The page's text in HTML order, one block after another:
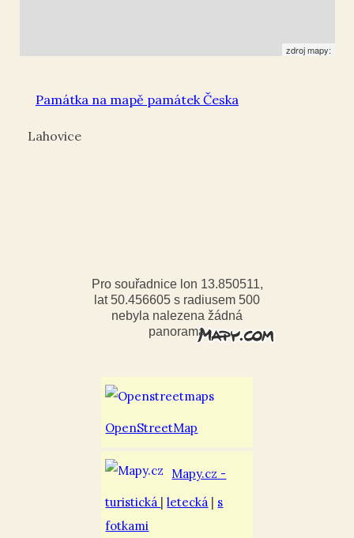
zdroj mapy:
Památka na mapě památek Česka
Lahovice
Pro souřadnice lon 13.850511,
lat 50.456605 s radiusem 500
nebyla nalezena žádná
panorama
OpenStreetMap
Mapy.cz -
turistická
|letecká
s
fotkami